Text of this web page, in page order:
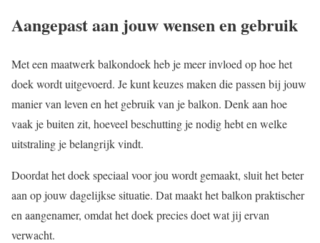
Aangepast aan jouw wensen en gebruik
Met een maatwerk balkondoek heb je meer invloed op hoe het
doek wordt uitgevoerd. Je kunt keuzes maken die passen bij jouw
manier van leven en het gebruik van je balkon. Denk aan hoe
vaak je buiten zit, hoeveel beschutting je nodig hebt en welke
uitstraling je belangrijk vindt.
Doordat het doek speciaal voor jou wordt gemaakt, sluit het beter
aan op jouw dagelijkse situatie. Dat maakt het balkon praktischer
en aangenamer, omdat het doek precies doet wat jij ervan
verwacht.